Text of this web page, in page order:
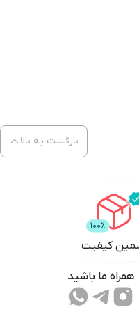
بازگشت به بالا
کیفیت
همراه ما باشید